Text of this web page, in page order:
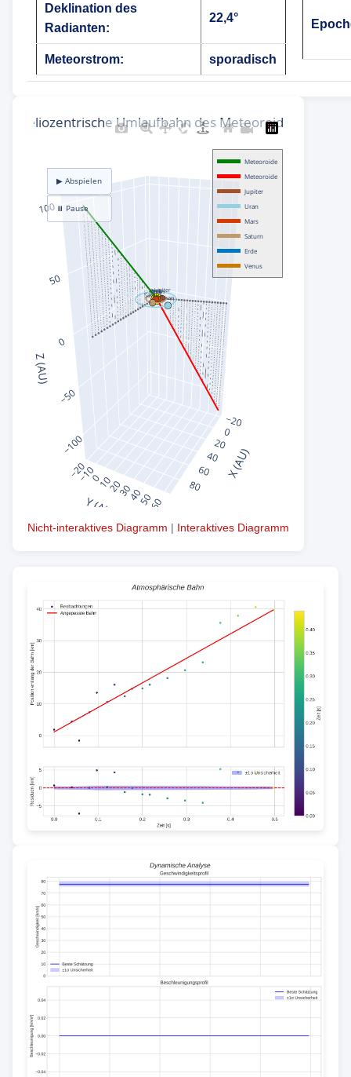
Deklination des
Radianten:
22,4°
Meteorstrom: sporadisch
Nicht-interaktives Diagramm | Interaktives Diagramm